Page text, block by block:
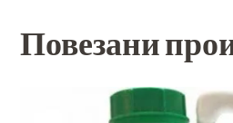
Повезани